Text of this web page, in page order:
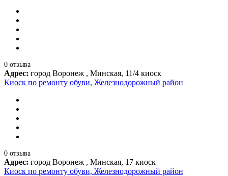
0 отзыва
Адрес: город Воронеж , Минская, 11/4 киоск
Киоск по ремонту обуви, Железнодорожный район
0 отзыва
Адрес: город Воронеж , Минская, 17 киоск
Киоск по ремонту обуви, Железнодорожный район